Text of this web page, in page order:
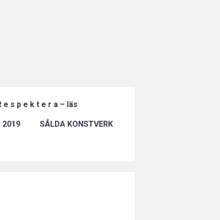
e s p e k t e r a – läs
2019 SÅLDA KONSTVERK